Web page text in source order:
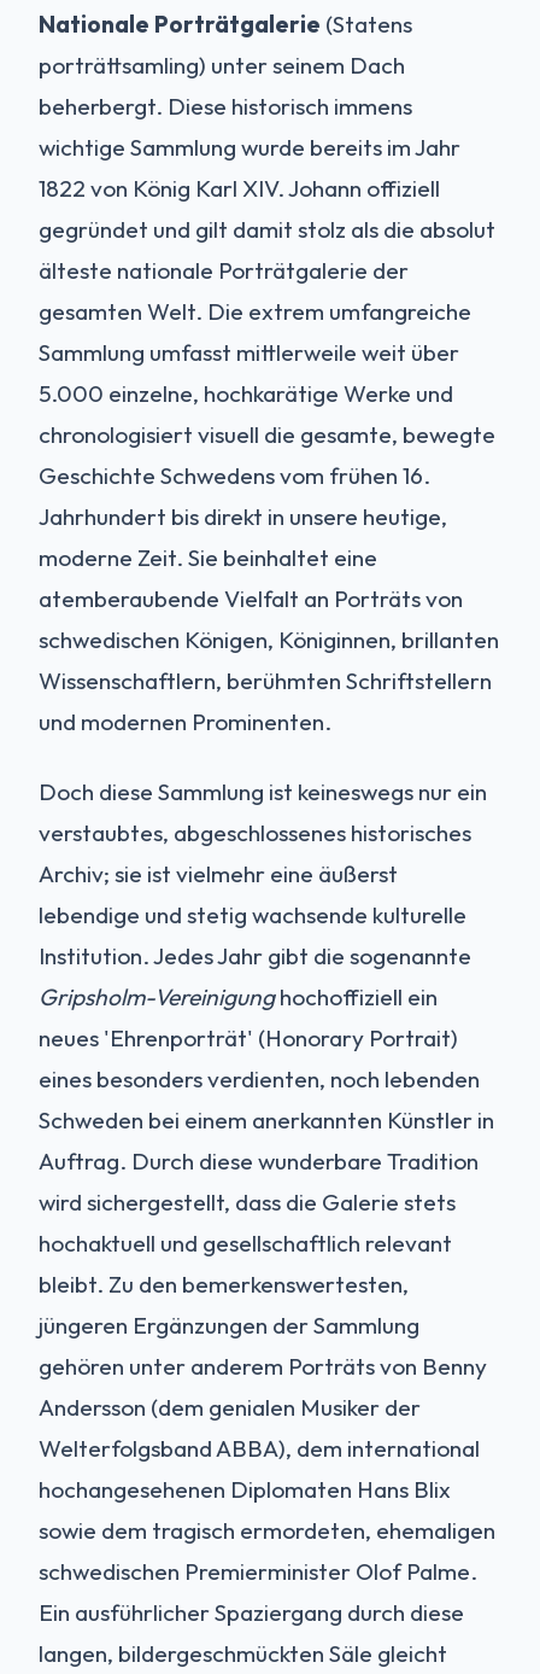
Nationale Porträtgalerie (Statens
porträttsamling) unter seinem Dach
beherbergt. Diese historisch immens
wichtige Sammlung wurde bereits im Jahr
1822 von König Karl XIV. Johann offiziell
gegründet und gilt damit stolz als die absolut
älteste nationale Porträtgalerie der
gesamten Welt. Die extrem umfangreiche
Sammlung umfasst mittlerweile weit über
5.000 einzelne, hochkarätige Werke und
chronologisiert visuell die gesamte, bewegte
Geschichte Schwedens vom frühen 16.
Jahrhundert bis direkt in unsere heutige,
moderne Zeit. Sie beinhaltet eine
atemberaubende Vielfalt an Porträts von
schwedischen Königen, Königinnen, brillanten
Wissenschaftlern, berühmten Schriftstellern
und modernen Prominenten.
Doch diese Sammlung ist keineswegs nur ein
verstaubtes, abgeschlossenes historisches
Archiv; sie ist vielmehr eine äußerst
lebendige und stetig wachsende kulturelle
Institution. Jedes Jahr gibt die sogenannte
Gripsholm-Vereinigunghochoffiziell ein
neues 'Ehrenporträt' (Honorary Portrait)
eines besonders verdienten, noch lebenden
Schweden bei einem anerkannten Künstler in
Auftrag. Durch diese wunderbare Tradition
wird sichergestellt, dass die Galerie stets
hochaktuell und gesellschaftlich relevant
bleibt. Zu den bemerkenswertesten,
jüngeren Ergänzungen der Sammlung
gehören unter anderem Porträts von Benny
Andersson (dem genialen Musiker der
Welterfolgsband ABBA), dem international
hochangesehenen Diplomaten Hans Blix
sowie dem tragisch ermordeten, ehemaligen
schwedischen Premierminister Olof Palme.
Ein ausführlicher Spaziergang durch diese
langen, bildergeschmückten Säle gleicht